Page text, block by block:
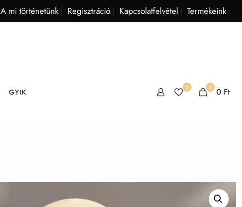
A mi történetünk Regisztráció Kapcsolatfelvétel Termékeink
GYIK 0 0 0 Ft